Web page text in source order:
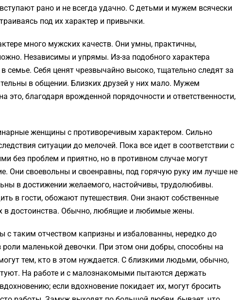
рано и не всегда удачно. С детьми и мужем всячески
под их характер и привычки.
много мужских качеств. Они умны, практичны,
Независимы и упрямы. Из-за подобного характера
семье. Себя ценят чрезвычайно высоко, тщательно следят за
в общении. Близких друзей у них мало. Мужем
это, благодаря врожденной порядочности и ответственности,
женщины с проти­воречивым характером. Сильно
ситуации до мелочей. Пока все идет в соответствии с
без проблем и приятно, но в противном случае могут
Они своевольны и своенравны, под горячую руку им лучше не
в достижении желаемого, настойчивы, трудолюбивы.
в гости, обожают путешествия. Они знают собственные
в достоинства. Обычно, любящие и любимые жены.
с таким отчеством кап­ризны и избалованны, нередко до
роли маленькой девочки. При этом они добры, способны на
тем, кто в этом нужда­ется. С близкими людьми, обычно,
На работе и с малознакомыми пытаются держать
если вдохновение покидает их, могут бросить